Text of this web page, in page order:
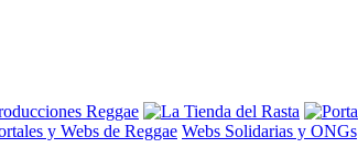
y Webs de Reggae Webs Solidarias y ONGs